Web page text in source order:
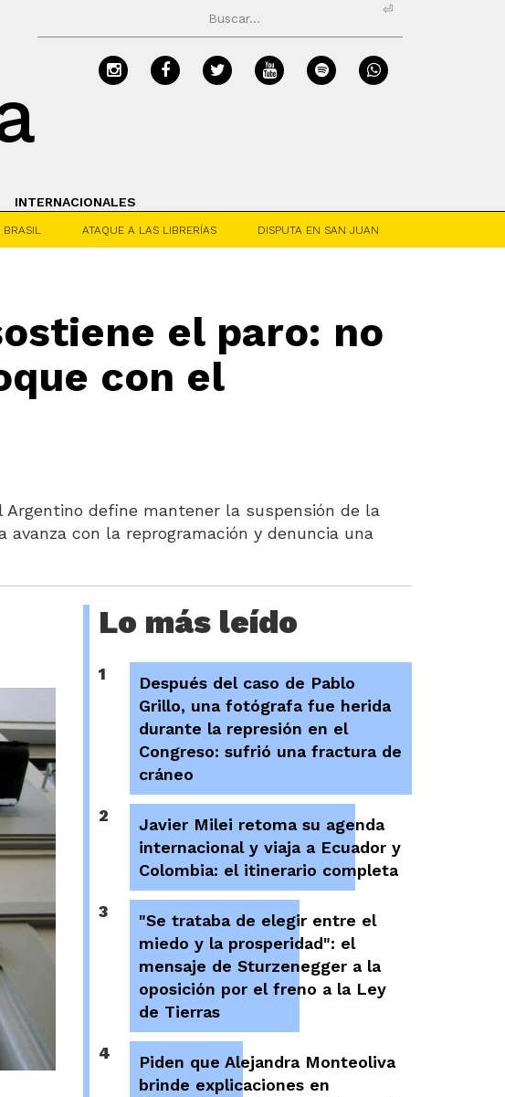
⏎
INTERNACIONALES
ATAQUE A LAS LIBRERÍAS DISPUTA EN SAN JUAN
el paro: no
con el
define mantener la suspensión de la
avanza con la reprogramación y denuncia una
Lo más leído
1
Después del caso de Pablo
Grillo, una fotógrafa fue herida
durante la represión en el
Congreso: sufrió una fractura de
cráneo
2
Javier Milei retoma su agenda
internacional y viaja a Ecuador y
Colombia: el itinerario completa
3
"Se trataba de elegir entre el
miedo y la prosperidad": el
mensaje de Sturzenegger a la
oposición por el freno a la Ley
de Tierras
4
Piden que Alejandra Monteoliva
brinde explicaciones en